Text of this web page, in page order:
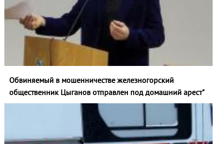
Обвиняемый в мошенничестве железногорский
общественник Цыганов отправлен под домашний арест"